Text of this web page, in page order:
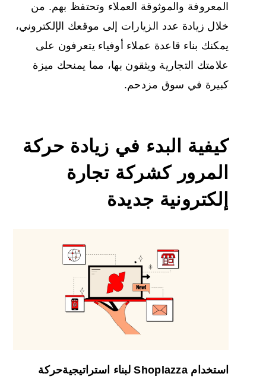
المعروفة والموثوقة العملاء وتحتفظ بهم. من
خلال زيادة عدد الزيارات إلى موقعك الإلكتروني،
يمكنك بناء قاعدة عملاء أوفياء يتعرفون على
علامتك التجارية ويثقون بها، مما يمنحك ميزة
كبيرة في سوق مزدحم.
كيفية البدء في زيادة حركة
المرور كشركة تجارة
إلكترونية جديدة
استخدام Shoplazza لبناء استراتيجيةحركة